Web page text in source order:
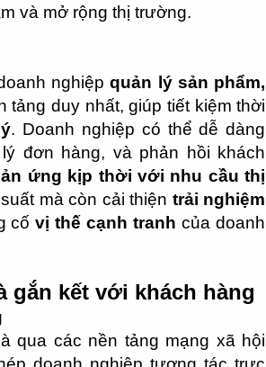
và mở rộng thị trường.
nghiệpquản lý sản phẩm,
tảng duy nhất, giúp tiết kiệm thời
. Doanh nghiệp có thể dễ dàng
đơn hàng, và phản hồi khách
ứng kịp thời với nhu cầu thị
mà còn cải thiện trải nghiệm
cốvị thế cạnh tranh của doanh
gắn kết với khách hàng
qua các nền tảng mạng xã hội